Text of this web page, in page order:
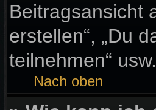
Beitragsansicht
erstellen“, „Du
teilnehmen“ usw.
Nach oben